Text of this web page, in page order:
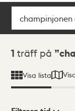
Sök
Sökresultat
1 träff på
Visa lista